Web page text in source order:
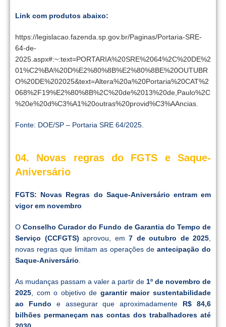
Link com produtos abaixo:
https://legislacao.fazenda.sp.gov.br/Paginas/Portaria-SRE-
64-de-
2025.aspx#:~:text=PORTARIA%20SRE%2064%2C%20DE%2
01%C2%BA%20D%E2%80%8B%E2%80%8BE%20OUTUBR
O%20DE%202025&text=Altera%20a%20Portaria%20CAT%2
068%2F19%E2%80%8B%2C%20de%2013%20de,Paulo%2C
%20e%20d%C3%A1%20outras%20provid%C3%AAncias.
Fonte: DOE/SP – Portaria SRE 64/2025.
04. Novas regras do FGTS e Saque-
Aniversário
FGTS: Novas Regras do Saque-Aniversário entram em
vigor em novembro
OConselho Curador do Fundo de Garantia do Tempo de
Serviço (CCFGTS) aprovou, em 7 de outubro de 2025,
novas regras que limitam as operações de antecipação do
Saque-Aniversário.
As mudanças passam a valer a partir de 1º de novembro de
2025, com o objetivo de garantir maior sustentabilidade
ao Fundo e assegurar que aproximadamente R$ 84,6
bilhões permaneçam nas contas dos trabalhadores até